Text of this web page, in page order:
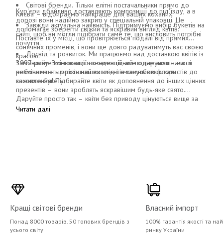
Світові бренди. Тільки елітні постачальники прямо до
Києва – відбираємо найкраще для ваших коханих.
Завжди актуальна наявність. Підтримуємо вибір букетів на
сайті, щоб ви могли підібрати саме те, що висловить потрібні
почуття.
Досвід та розвиток. Ми працюємо над доставкою квітів із
1997 року. Змінювалися тенденції, але одне залишалося
незмінним – щирість наших клієнтів та любов флористів до
кожного букету.
Кур'єри дбайливо доставляють композиції до під'їзду, а в
дорозі вони надійно закриті у спеціальній упаковці. Це
допомагає зберегти свіжий та яскравий вигляд квітів.
Поставте їх у місці, що провітрюється подалі від прямих
сонячних променів, і вони ще довго радуватимуть вас своєю
красою.
Замовляйте композиції як самостійний подарунок – наші
роботи мають розкішний вигляд і зможуть викликати
захоплення! Підбирайте квіти як доповнення до інших цінних
презентів – вони зроблять яскравішим будь-яке свято.
Даруйте просто так – квіти без приводу цінуються вище за
найкрасивіші слова.
Читати далі
Кращі світові бренди
Понад 8000 товарів. 50 топових брендів з
усього світу
Власний імпорт
100% гарантія якості та
ринку України